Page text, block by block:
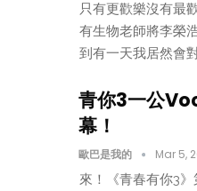
只有更歡樂沒有最
有生物老師將李榮
到有一天我居然會
青你3一公
幕！
歐巴是我的 Mar 5,
來！《青春有你3